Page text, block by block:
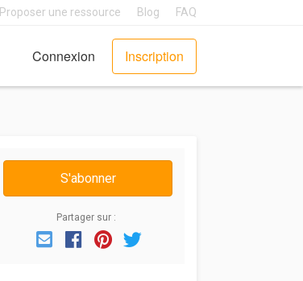
Proposer une ressource Blog FAQ
Connexion Inscription
S'abonner
Partager sur :
EmailFacebook
Pinterest